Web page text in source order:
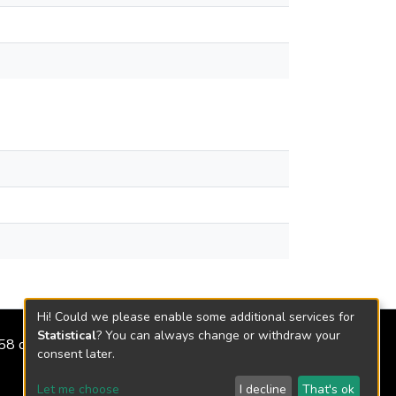
de 2018
Hi! Could we please enable some additional services for
Statistical? You can always change or withdraw your
consent later.
Let me choose I decline That's ok